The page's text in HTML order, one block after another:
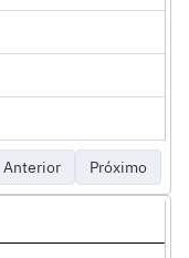
Anterior Próximo